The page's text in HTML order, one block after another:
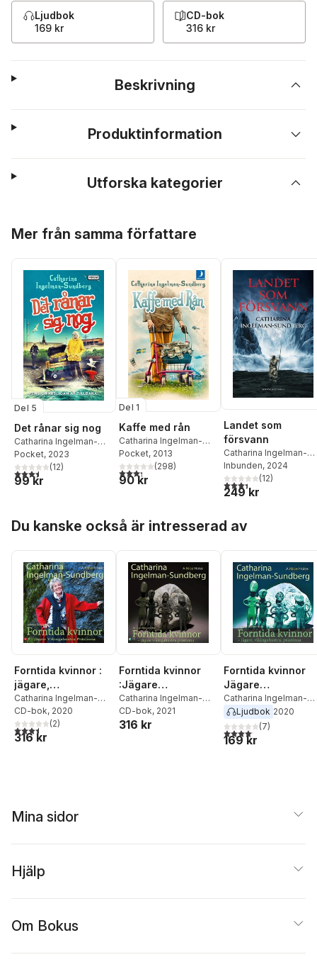
Ljudbok
169 kr
CD-bok
316 kr
Beskrivning
Produktinformation
Utforska kategorier
Mer från samma författare
Del 5
Det rånar sig nog
Catharina Ingelman-
Sundberg
Pocket, 2023
3,5utav 5 stjärnor. Totalt antal röster:
(12)
99 kr
Del 1
Kaffe med rån
Catharina Ingelman-
Sundberg
Pocket, 2013
3,3utav 5 stjärnor. Totalt antal röster:
(298)
90 kr
Landet som
försvann
Catharina Ingelman-
Sundberg
Inbunden, 2024
3,4utav 5 stjärnor.
(12)
249 kr
Du kanske också är intresserad av
Forntida kvinnor :
jägare,
vikingahustru,
prästinna
Catharina Ingelman-
Sundberg
CD-bok, 2020
3,5utav 5 stjärnor. Totalt antal röster:
(2)
316 kr
Forntida kvinnor
:Jägare
Vikingahustru
Prästinna
Catharina Ingelman-
Sundberg
CD-bok, 2021
316 kr
Forntida kvinnor
Jägare
Vikingahustru
Prästinna
Catharina Ingelman-
Sundberg
Ljudbok 2020
4,1utav 5 stjärnor.
(7)
169 kr
Mina sidor
Hjälp
Om Bokus